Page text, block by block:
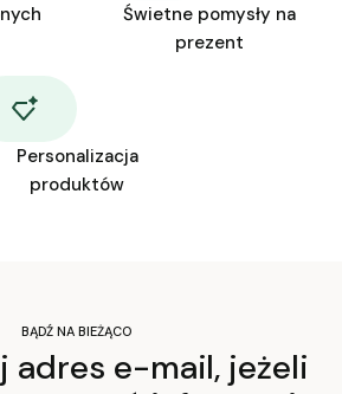
Świetne pomysły na
prezent
Personalizacja
produktów
BĄDŹ NA BIEŻĄCO
adres e-mail, jeżeli